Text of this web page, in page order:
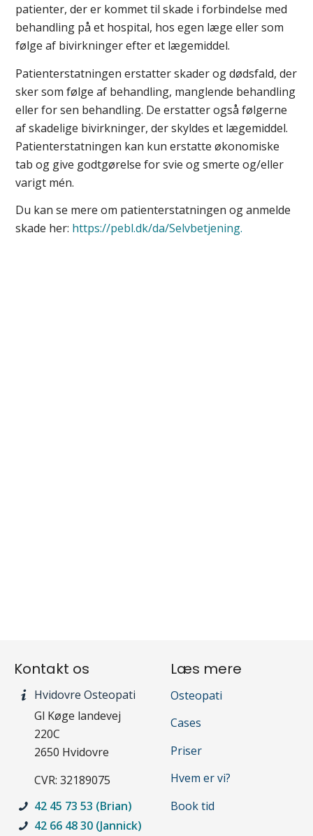
patienter, der er kommet til skade i forbindelse med
behandling på et hospital, hos egen læge eller som
følge af bivirkninger efter et lægemiddel.
Patienterstatningen erstatter skader og dødsfald, der
sker som følge af behandling, manglende behandling
eller for sen behandling. De erstatter også følgerne
af skadelige bivirkninger, der skyldes et lægemiddel.
Patienterstatningen kan kun erstatte økonomiske
tab og give godtgørelse for svie og smerte og/eller
varigt mén.
Du kan se mere om patienterstatningen og anmelde
skade her: https://pebl.dk/da/Selvbetjening.
Kontakt os
Hvidovre Osteopati
Gl Køge landevej
220C
2650 Hvidovre
CVR: 32189075
42 45 73 53 (Brian)
42 66 48 30 (Jannick)
Læs mere
Osteopati
Cases
Priser
Hvem er vi?
Book tid